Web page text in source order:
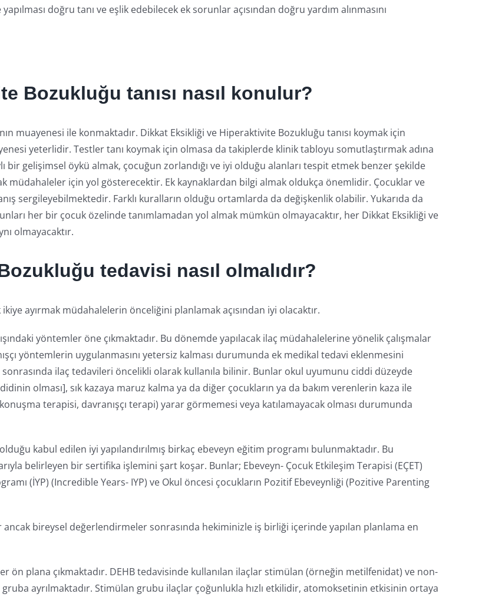
doğru tanı ve eşlik edebilecek ek sorunlar açısından doğru yardım alınmasını
Bozukluğu tanısı nasıl konulur?
muayenesi ile konmaktadır. Dikkat Eksikliği ve Hiperaktivite Bozukluğu tanısı koymak için
yeterlidir. Testler tanı koymak için olmasa da takiplerde klinik tabloyu somutlaştırmak adına
gelişimsel öykü almak, çocuğun zorlandığı ve iyi olduğu alanları tespit etmek benzer şekilde
müdahaleler için yol gösterecektir. Ek kaynaklardan bilgi almak oldukça önemlidir. Çocuklar ve
sergileyebilmektedir. Farklı kuralların olduğu ortamlarda da değişkenlik olabilir. Yukarıda da
her bir çocuk özelinde tanımlamadan yol almak mümkün olmayacaktır, her Dikkat Eksikliği ve
olmayacaktır.
tedavisi nasıl olmalıdır?
ayırmak müdahalelerin önceliğini planlamak açısından iyi olacaktır.
yöntemler öne çıkmaktadır. Bu dönemde yapılacak ilaç müdahalelerine yönelik çalışmalar
yöntemlerin uygulanmasını yetersiz kalması durumunda ek medikal tedavi eklenmesini
ilaç tedavileri öncelikli olarak kullanıla bilinir. Bunlar okul uyumunu ciddi düzeyde
olması], sık kazaya maruz kalma ya da diğer çocukların ya da bakım verenlerin kaza ile
terapisi, davranışçı terapi) yarar görmemesi veya katılamayacak olması durumunda
kabul edilen iyi yapılandırılmış birkaç ebeveyn eğitim programı bulunmaktadır. Bu
belirleyen bir sertifika işlemini şart koşar. Bunlar; Ebeveyn- Çocuk Etkileşim Terapisi (EÇET)
(İYP) (Incredible Years- IYP) ve Okul öncesi çocukların Pozitif Ebeveynliği (Pozitive Parenting
ancak bireysel değerlendirmeler sonrasında hekiminizle iş birliği içerinde yapılan planlama en
ön plana çıkmaktadır. DEHB tedavisinde kullanılan ilaçlar stimülan (örneğin metilfenidat) ve non-
ayrılmaktadır. Stimülan grubu ilaçlar çoğunlukla hızlı etkilidir, atomoksetinin etkisinin ortaya